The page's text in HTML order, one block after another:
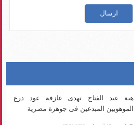
هبة عبد الفتاح تهدى عازفة عود درع
الموهوبين المبدعين فى جوهرة مصرية